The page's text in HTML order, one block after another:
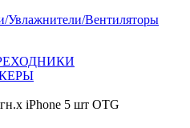
Вентиляторы
iPhone 5 шт OTG